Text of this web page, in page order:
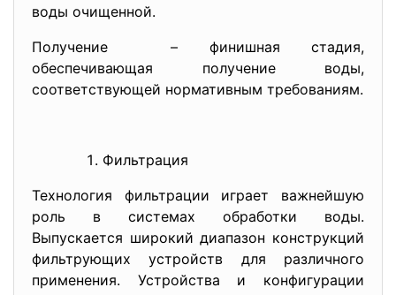
воды очищенной.
Получение – финишная стадия,
обеспечивающая получение воды,
соответствующей нормативным требованиям.
Фильтрация
Технология фильтрации играет важнейшую
роль в системах обработки воды.
Выпускается широкий диапазон конструкций
фильтрующих устройств для различного
применения. Устройства и конфигурации